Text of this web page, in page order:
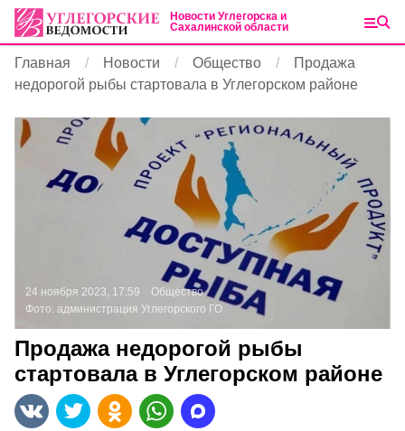
Новости Углегорска и
Сахалинской области
Главная Новости Общество
Продажа
недорогой рыбы стартовала в Углегорском районе
24 ноября 2023, 17:59
Общество
Фото: администрация Углегорского ГО
Продажа недорогой рыбы
стартовала в Углегорском районе